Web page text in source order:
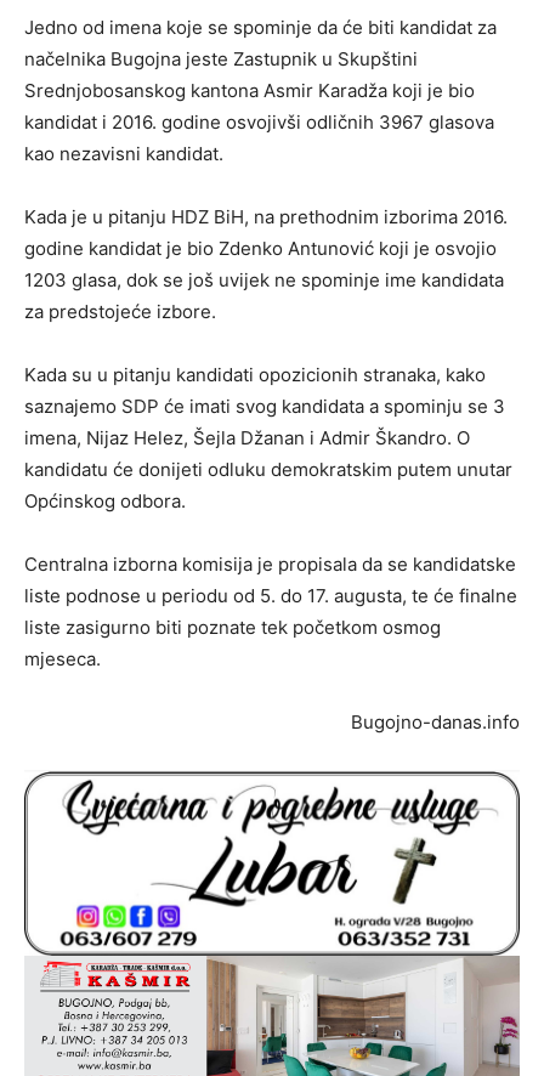
Jedno od imena koje se spominje da će biti kandidat za
načelnika Bugojna jeste Zastupnik u Skupštini
Srednjobosanskog kantona Asmir Karadža koji je bio
kandidat i 2016. godine osvojivši odličnih 3967 glasova
kao nezavisni kandidat.
Kada je u pitanju HDZ BiH, na prethodnim izborima 2016.
godine kandidat je bio Zdenko Antunović koji je osvojio
1203 glasa, dok se još uvijek ne spominje ime kandidata
za predstojeće izbore.
Kada su u pitanju kandidati opozicionih stranaka, kako
saznajemo SDP će imati svog kandidata a spominju se 3
imena, Nijaz Helez, Šejla Džanan i Admir Škandro. O
kandidatu će donijeti odluku demokratskim putem unutar
Općinskog odbora.
Centralna izborna komisija je propisala da se kandidatske
liste podnose u periodu od 5. do 17. augusta, te će finalne
liste zasigurno biti poznate tek početkom osmog
mjeseca.
Bugojno-danas.info